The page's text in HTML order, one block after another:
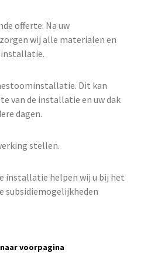
offerte. Na uw
wij alle materialen en
installatie.
Dit kan
van de installatie en uw dak
dagen.
stellen.
installatie helpen wij u bij het
subsidiemogelijkheden
voorpagina